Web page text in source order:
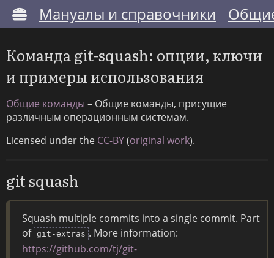
Мануалы и справочники
Команда git-squash: опции, ключи
и примеры использования
Общие команды – Общие команды, присущие
различным операционным системам.
Licensed under the CC-BY(original work).
git squash
Squash multiple commits into a single commit. Part
of git-extras . More information:
https://github.com/tj/git-